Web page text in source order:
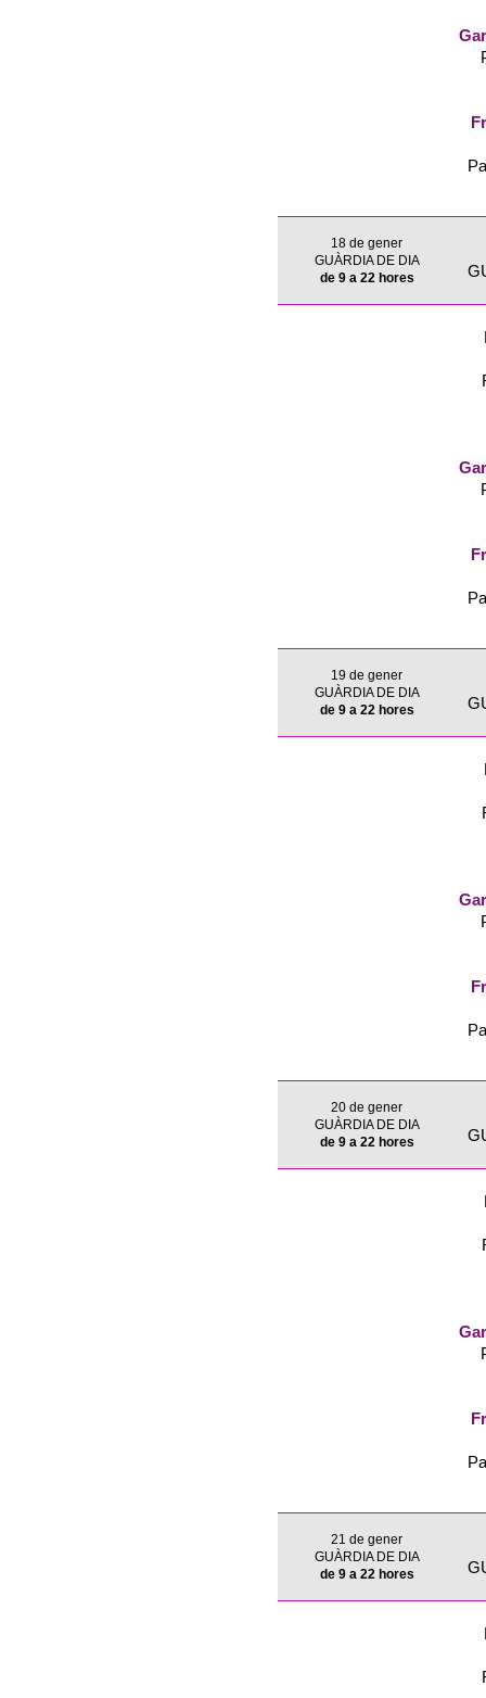
18 de gener
GUÀRDIA DE DIA
de 9 a 22 hores
19 de gener
GUÀRDIA DE DIA
de 9 a 22 hores
20 de gener
GUÀRDIA DE DIA
de 9 a 22 hores
21 de gener
GUÀRDIA DE DIA
de 9 a 22 hores